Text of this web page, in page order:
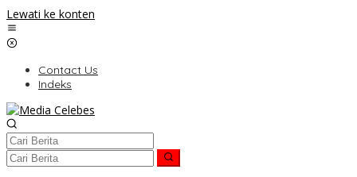
Lewati ke konten
Contact Us
Indeks